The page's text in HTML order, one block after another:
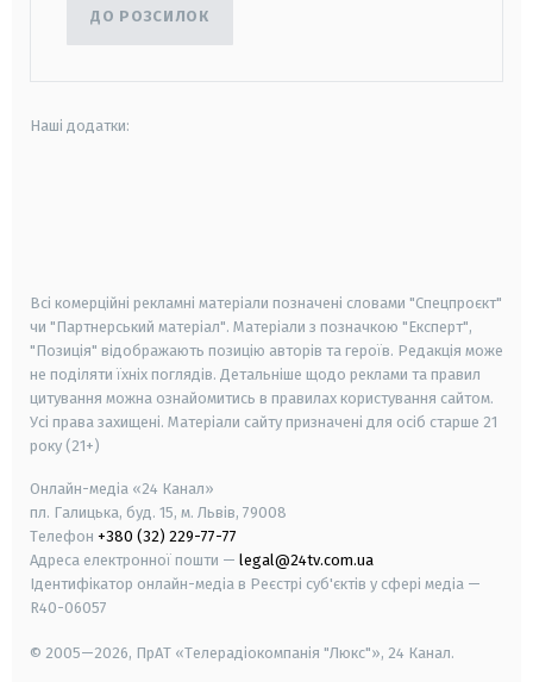
ДО РОЗСИЛОК
Наші додатки:
Всі комерційні рекламні матеріали позначені словами "Спецпроєкт"
чи "Партнерський матеріал". Матеріали з позначкою "Експерт",
"Позиція" відображають позицію авторів та героїв. Редакція може
не поділяти їхніх поглядів. Детальніше щодо реклами та правил
цитування можна ознайомитись в правилах користування сайтом.
Усі права захищені. Матеріали сайту призначені для осіб старше 21
року (21+)
Онлайн-медіа «24 Канал»
пл. Галицька, буд. 15, м. Львів, 79008
Телефон +380 (32) 229-77-77
Адреса електронної пошти — legal@24tv.com.ua
Ідентифікатор онлайн-медіа в Реєстрі суб'єктів у сфері медіа —
R40-06057
© 2005—2026, ПрАТ «Телерадіокомпанія "Люкс"», 24 Канал.